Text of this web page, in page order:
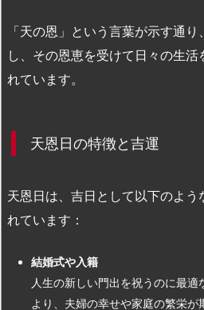
「天の恩」という言葉が示す通
し、その恩恵を受けて日々の生
れています。
天恩日の特徴と吉運
天恩日は、吉日として以下のよう
れています：
結婚式や入籍
人生の新しい門出を祝うのに最
より、夫婦の幸せや家庭の繁栄が